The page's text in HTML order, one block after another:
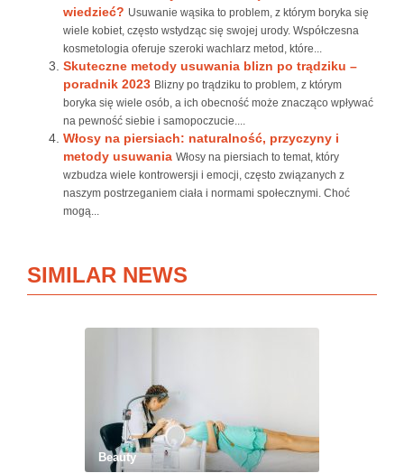
wiedzieć? Usuwanie wąsika to problem, z którym boryka się
wiele kobiet, często wstydząc się swojej urody. Współczesna
kosmetologia oferuje szeroki wachlarz metod, które...
Skuteczne metody usuwania blizn po trądziku –
poradnik 2023 Blizny po trądziku to problem, z którym
boryka się wiele osób, a ich obecność może znacząco wpływać
na pewność siebie i samopoczucie....
Włosy na piersiach: naturalność, przyczyny i
metody usuwania Włosy na piersiach to temat, który
wzbudza wiele kontrowersji i emocji, często związanych z
naszym postrzeganiem ciała i normami społecznymi. Choć
mogą...
SIMILAR NEWS
Beauty